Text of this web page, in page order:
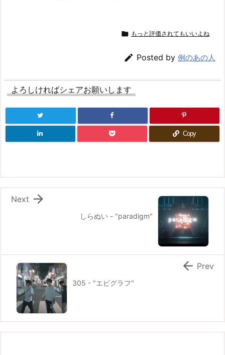
 もっと評価されてもいいよね
 Posted by 例のあの人
よろしければシェアお願いします
Copy
しらぬい - "paradigm"

Next
305 - "エピグラフ"
 Prev